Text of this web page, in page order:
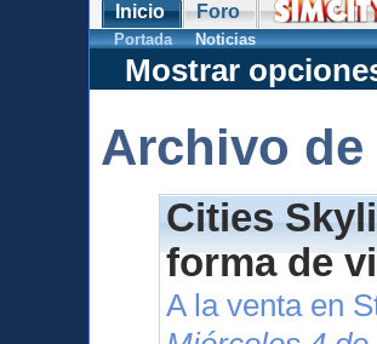
Inicio Foro
Portada Noticias
Mostrar
Archivo
Cities
forma de
A la venta en